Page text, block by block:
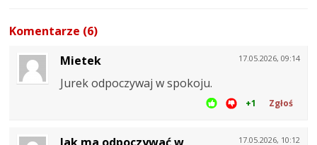
Komentarze (6)
17.05.2026, 09:14
Mietek
Jurek odpoczywaj w spokoju.
+1 Zgłoś
17.05.2026, 10:12